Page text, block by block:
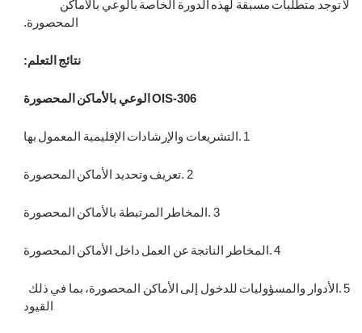
لا توجد متطلبات مسبقة لهذه الدورة الخاصة بالوعي بالأماكن
المحصورة.
نتائج التعلم:
OIS-306 الوعي بالأماكن المحصورة
1
.التشريعات والإرشادات الإقليمية المعمول بها
2
.تعريف وتحديد الأماكن المحصورة
3
.المخاطر المرتبطة بالأماكن المحصورة
4
.المخاطر الناتجة عن العمل داخل الأماكن المحصورة
5
.الأدوار والمسؤوليات للدخول إلى الأماكن المحصورة، بما في ذلك
القيود